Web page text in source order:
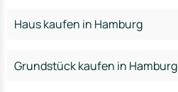
Haus kaufen in Hamburg
Grundstück kaufen in Hamburg